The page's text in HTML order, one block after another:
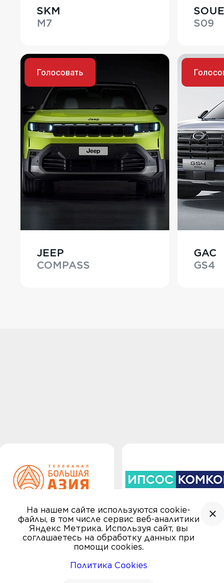
SKM
M7
S09
Голосовать
JEEP
COMPASS
GAC
GS4
На нашем сайте используются cookie-
файлы, в том числе сервис веб-аналитики
Яндекс Метрика. Используя сайт, вы
соглашаетесь на обработку данных при
помощи cookies.
Политика Cookies